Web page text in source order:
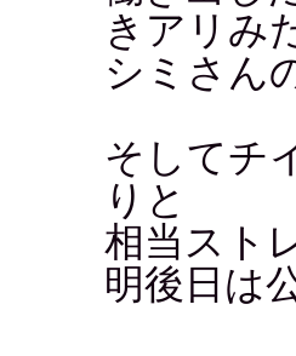
きアリみ
シミさん
そしてチ
りと
相当スト
明後日は